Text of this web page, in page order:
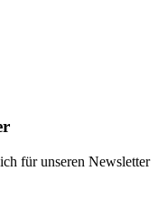
für unseren Newsletter